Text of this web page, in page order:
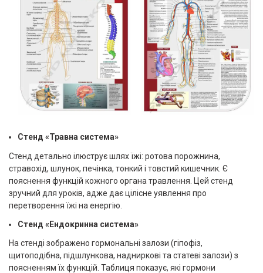
Стенд «Травна система»
Стенд детально ілюструє шлях їжі: ротова порожнина,
стравохід, шлунок, печінка, тонкий і товстий кишечник. Є
пояснення функцій кожного органа травлення. Цей стенд
зручний для уроків, адже дає цілісне уявлення про
перетворення їжі на енергію.
Стенд «Ендокринна система»
На стенді зображено гормональні залози (гіпофіз,
щитоподібна, підшлункова, надниркові та статеві залози) з
поясненням їх функцій. Таблиця показує, які гормони